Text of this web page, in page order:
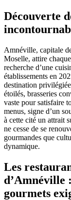
Découverte
Amnéville, capitale
Moselle, attire
recherche d’une
établissements en
destination
étoilés, brasseries
vaste pour satisfaire
menus, signe d’un
à cette cité un attrait
ne cesse de se
gourmandes que
dynamique.
Les
d’Amnéville
gourmets